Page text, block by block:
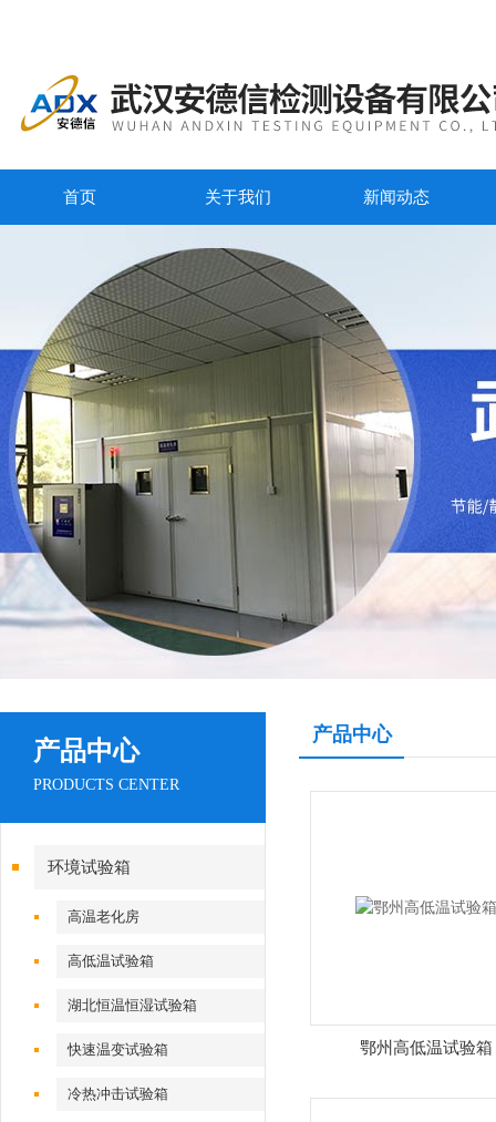
首页 关于我们 新闻动态
产品中心
PRODUCTS CENTER
环境试验箱
高温老化房
高低温试验箱
湖北恒温恒湿试验箱
快速温变试验箱
冷热冲击试验箱
产品中心
鄂州高低温试验箱